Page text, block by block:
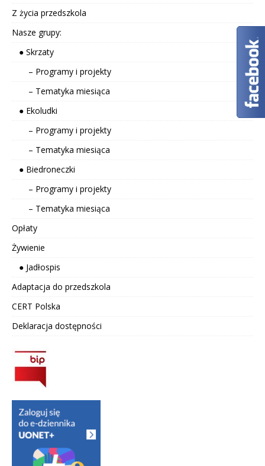
Z życia przedszkola
Nasze grupy:
● Skrzaty
– Programy i projekty
– Tematyka miesiąca
● Ekoludki
– Programy i projekty
– Tematyka miesiąca
● Biedroneczki
– Programy i projekty
– Tematyka miesiąca
Opłaty
Żywienie
● Jadłospis
Adaptacja do przedszkola
CERT Polska
Deklaracja dostępności